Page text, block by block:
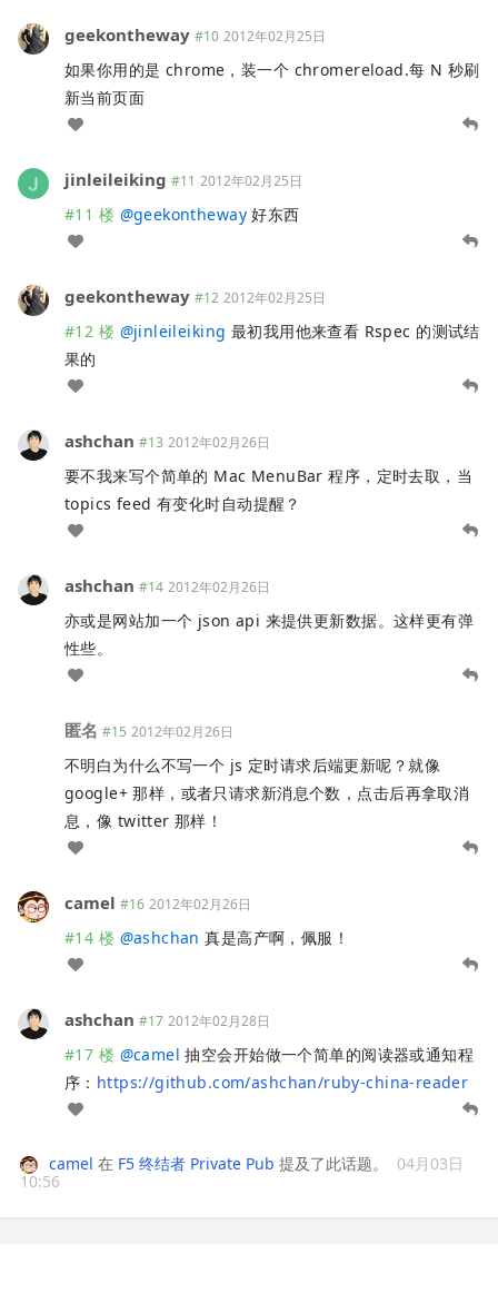
geekontheway #10 2012年02月25日
如果你用的是 chrome，装一个 chromereload.每 N 秒刷
新当前页面
jinleileiking #11 2012年02月25日
#11 楼 @geekontheway 好东西
geekontheway #12 2012年02月25日
#12 楼 @jinleileiking 最初我用他来查看 Rspec 的测试结
果的
ashchan #13 2012年02月26日
要不我来写个简单的 Mac MenuBar 程序，定时去取，当
topics feed 有变化时自动提醒？
ashchan #14 2012年02月26日
亦或是网站加一个 json api 来提供更新数据。这样更有弹
性些。
匿名 #15 2012年02月26日
不明白为什么不写一个 js 定时请求后端更新呢？就像
google+ 那样，或者只请求新消息个数，点击后再拿取消
息，像 twitter 那样！
camel #16 2012年02月26日
#14 楼 @ashchan 真是高产啊，佩服！
ashchan #17 2012年02月28日
#17 楼 @camel 抽空会开始做一个简单的阅读器或通知程
序： https://github.com/ashchan/ruby-china-reader
camel 在 F5 终结者 Private Pub 提及了此话题。
04月03日
10:56